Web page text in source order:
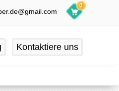
0
Kontaktiere uns